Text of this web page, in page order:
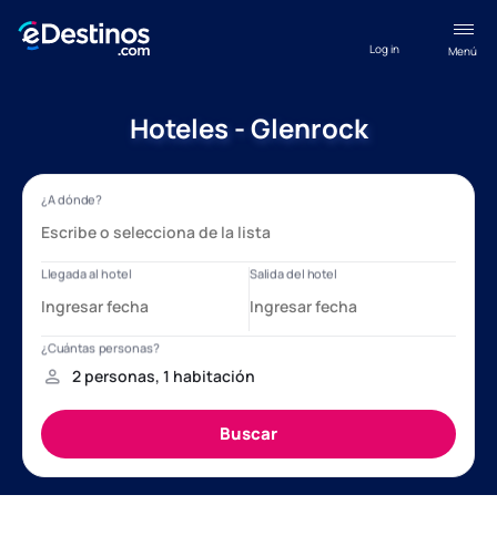
Menú
Log in
Hoteles - Glenrock